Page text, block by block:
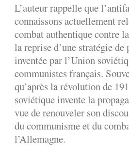
L’auteur rappelle que
connaissons actuellement
combat authentique contre
la reprise d’une stratégie de
inventée par l’Union
communistes français.
qu’après la révolution de
soviétique invente la
vue de renouveler son
du communisme et du
l’Allemagne.